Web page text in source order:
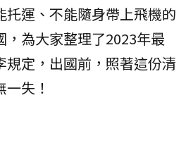
托運、不能隨身帶上飛機的
，為大家整理了2023年最
規定，出國前，照著這份清
失！